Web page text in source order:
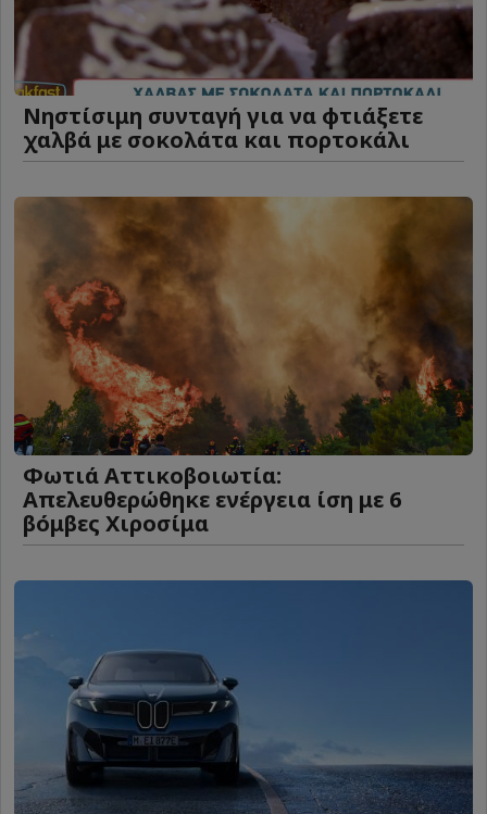
Νηστίσιμη συνταγή για να φτιάξετε
χαλβά με σοκολάτα και πορτοκάλι
Φωτιά Αττικοβοιωτία:
Απελευθερώθηκε ενέργεια ίση με 6
βόμβες Χιροσίμα